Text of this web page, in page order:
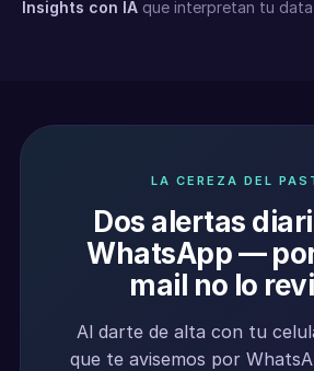
Insights con IA que interpretan tu
LA CEREZA DEL
Dos alertas
WhatsApp —
mail no lo
Al darte de alta con tu
que te avisemos por